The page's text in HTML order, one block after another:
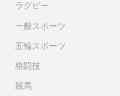
ラグビー
一般スポーツ
五輪スポーツ
格闘技
競馬